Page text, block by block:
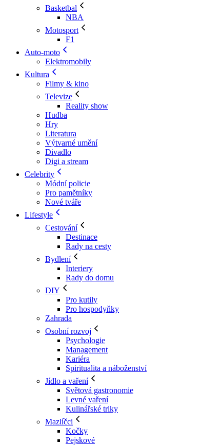
Basketbal
NBA
Motosport
F1
Auto-moto
Elektromobily
Kultura
Filmy & kino
Televize
Reality show
Hudba
Hry
Literatura
Výtvarné umění
Divadlo
Digi a stream
Celebrity
Módní policie
Pro pamětníky
Nové tváře
Lifestyle
Cestování
Destinace
Rady na cesty
Bydlení
Interiery
Rady do domu
DIY
Pro kutily
Pro hospodyňky
Zahrada
Osobní rozvoj
Psychologie
Management
Kariéra
Spiritualita a náboženství
Jídlo a vaření
Světová gastronomie
Levné vaření
Kulinářské triky
Mazlíčci
Kočky
Pejskové